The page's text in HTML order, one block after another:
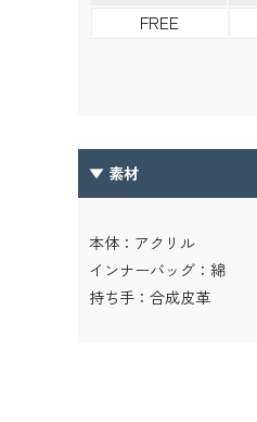
FREE
▼ 素材
本体：アクリル
インナーバッグ：綿
持ち手：合成皮革